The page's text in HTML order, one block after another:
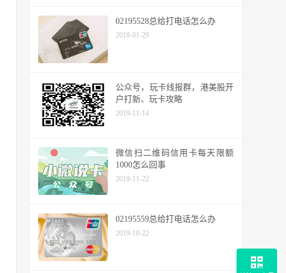
02195528总给打电话怎么办
2019-01-29
公众号，玩卡线报群，港美股开
户打新、玩卡攻略
2019-11-14
微信扫二维码信用卡每天限额
1000怎么回事
2019-11-22
02195559总给打电话怎么办
2019-10-22